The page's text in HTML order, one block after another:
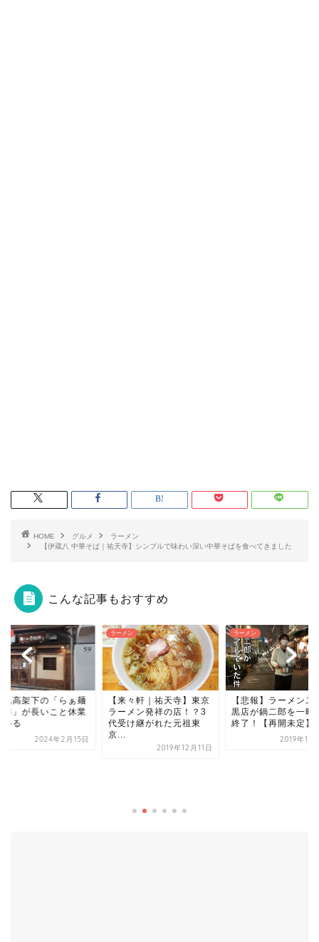
HOME グルメ
ラーメン
【伊蔵八 中華そば｜祐天寺】シンプルで味わい深い中華そばを食べてきました
こんな記事もおすすめ
々軒｜祐天寺】東京
メン発祥の店！？3
け継がれた元祖東
ラーメン
【悲報】ラーメン二郎目
黒店が鍋二郎を一時的に
終了！【再開未定】
ラーメン